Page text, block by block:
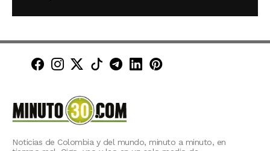
Minuto30 en Facebook
Minuto30 en Instagram
Minuto30 en X (Twitter)
Minuto30 en TikTok
Canal de Minuto30 en
Minuto30 en LinkedIn
Minuto30 en
Noticias de Colombia y del mundo, minuto a minuto, en